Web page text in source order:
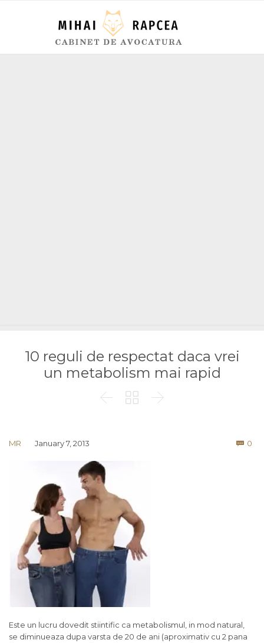
10 reguli de respectat daca vrei
un metabolism mai rapid
  
MR January 7, 2013  0
Este un lucru dovedit stiintific ca metabolismul, in mod natural,
se diminueaza dupa varsta de 20 de ani (aproximativ cu 2 pana